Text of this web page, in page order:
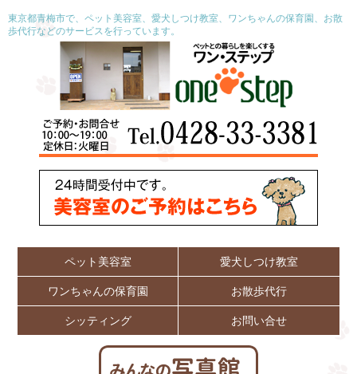
東京都青梅市で、ペット美容室、愛犬しつけ教室、ワンちゃんの保育園、お散
歩代行などのサービスを行っています。
ペット美容室 愛犬しつけ教室
ワンちゃんの保育園 お散歩代行
シッティング お問い合せ